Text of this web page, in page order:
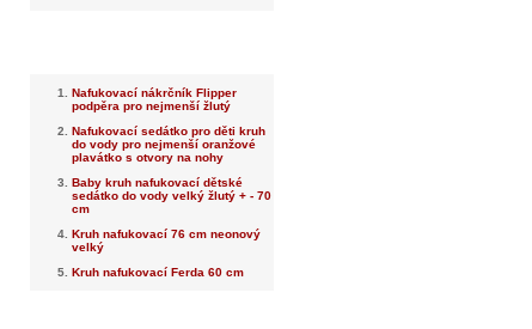
Nafukovací nákrčník Flipper
podpěra pro nejmenší žlutý
Nafukovací sedátko pro děti kruh
do vody pro nejmenší oranžové
plavátko s otvory na nohy
Baby kruh nafukovací dětské
sedátko do vody velký žlutý + - 70
cm
Kruh nafukovací 76 cm neonový
velký
Kruh nafukovací Ferda 60 cm